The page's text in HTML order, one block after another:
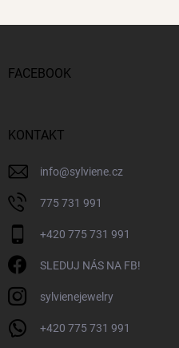
FACEBOOK
KONTAKT
info@sylviene.cz
775 731 991
+420 775 731 991
SLEDUJ NÁS NA FB!
sylvienejewelry
+420 775 731 991